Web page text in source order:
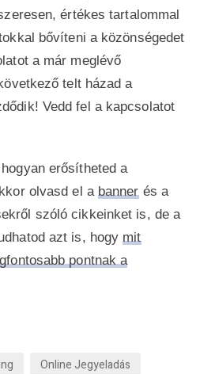
értékes tartalommal
bővíteni a közönségedet
a már meglévő
telt házad a
Vedd fel a kapcsolatot
erősítheted a
olvasd el a bannerés a
szóló cikkeinket is, de a
azt is, hogymit
pontnak a
Online Jegyeladás